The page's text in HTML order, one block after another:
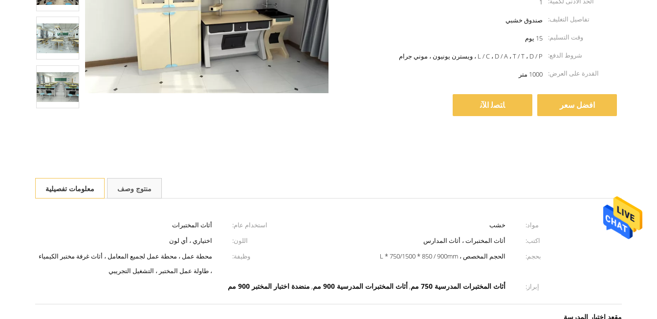
1
تفاصيل التغليف:
صندوق خشبي
وقت التسليم:
15 يوم
شروط الدفع:
L / C ، D / A ، T / T ، D / P ، ويسترن يونيون ، موني جرام
القدرة على العرض:
1000 متر
افضل سعر ﺎﺘﺼﻟ ﺍﻶﻧ
معلومات تفصيلية منتوج وصف
مواد: خشب استخدام عام:
أثاث المختبرات
اكتب:
أثاث المختبرات ، أثاث المدارس اللون:
اختياري ، أي لون
بحجم:
الحجم المخصص ، L * 750/1500 * 850 / 900mm وظيفة:
محطة عمل ، محطة عمل لجميع المعامل ، أثاث غرفة مختبر الكيمياء
، طاولة عمل المختبر ، التشغيل التجريبي
إبراز:
أثاث المختبرات المدرسية 750 مم , أثاث المختبرات المدرسية 900 مم , منضدة اختبار المختبر 900 مم
مقعد اختبار المدرسة